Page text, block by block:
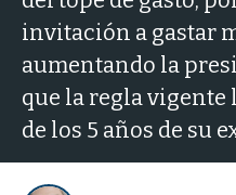
invitación a gastar
aumentando la
que la regla
de los 5 años de su